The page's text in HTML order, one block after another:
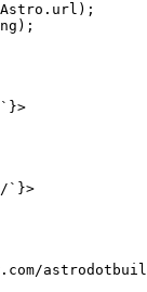
. url );
` }>
` }>